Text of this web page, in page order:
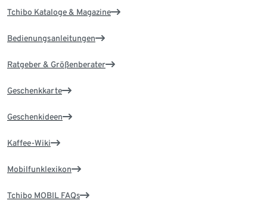
Tchibo Kataloge & Magazine
Bedienungsanleitungen
Ratgeber & Größenberater
Geschenkkarte
Geschenkideen
Kaffee-Wiki
Mobilfunklexikon
Tchibo MOBIL FAQs